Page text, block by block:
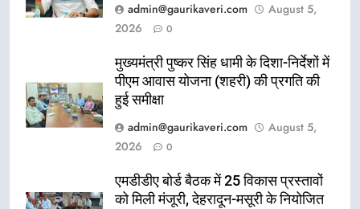
admin@gaurikaveri.com
August 5,
2026
0
मुख्यमंत्री पुष्कर सिंह धामी के दिशा-निर्देशों में
पीएम आवास योजना (शहरी) की प्रगति की
हुई समीक्षा
admin@gaurikaveri.com
August 5,
2026
0
एमडीडीए बोर्ड बैठक में 25 विकास प्रस्तावों
को मिली मंजूरी, देहरादून-मसूरी के नियोजित